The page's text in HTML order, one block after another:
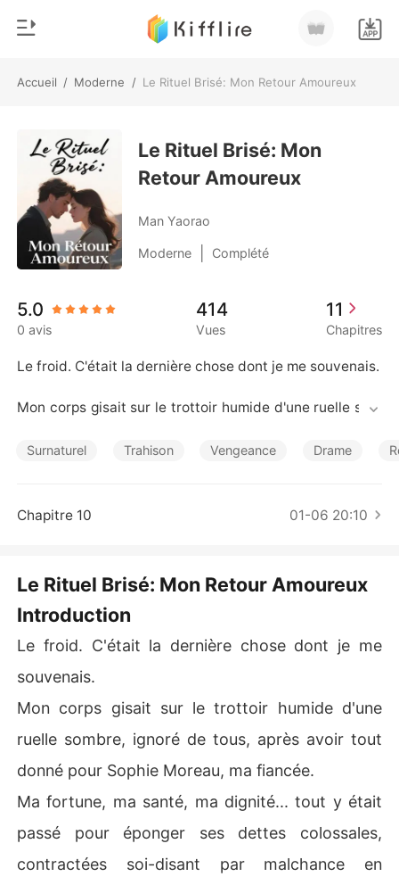
Accueil / Moderne / Le Rituel Brisé: Mon Retour Amoureux
Recharger
Historique
Déconnexion
Télécharger l'appli
Genre
Moderne
Loup-garou
Nouvelle
Milliardaire
Nouvelles
Le Rituel Brisé: Mon
Retour Amoureux
Man Yaorao
Moderne Complété
5.0
0 avis
414
Vues
11
Chapitres
Le froid. C'était la dernière chose dont je me souvenais.
Mon corps gisait sur le trottoir humide d'une ruelle som
Moreau, ma fiancée.
ur éponger ses dettes colossales, contractées soi-disa
nsformant en une opportunité pour eux. Ma vie était de
venue une succession de catastrophes : accidents, em
Ma mort fut pathétique : seul, ruiné, trahi. La dernière i
empli de chagrin, mais d'un triomphe froid, main dans la
main avec Marc Lambert, son ami d'enfance et mon "riv
Ils avaient tout pris.
Puis, une lumière aveuglante, un son assourdissant.
Mes yeux s'ouvrirent brusquement. La lumière n'était pa
Surnaturel Trahison Vengeance Drame
Chapitre 10 01-06 20:10
Le Rituel Brisé: Mon Retour Amoureux
Introduction
Le froid. C'était la dernière chose dont je me
souvenais.
Mon corps gisait sur le trottoir humide d'une
ruelle sombre, ignoré de tous, après avoir tout
donné pour Sophie Moreau, ma fiancée.
Ma fortune, ma santé, ma dignité... tout y était
passé pour éponger ses dettes colossales,
contractées soi-disant par malchance en